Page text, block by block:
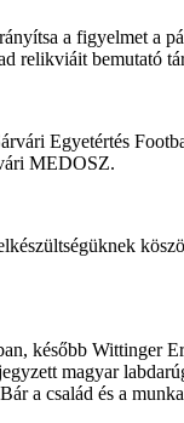
a figyelmet a
relikviáit bemutató
Egyetértés
MEDOSZ.
később Wittinger
magyar
a család és a